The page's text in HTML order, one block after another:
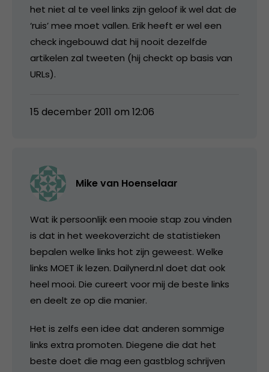
het niet al te veel links zijn geloof ik wel dat de
‘ruis’ mee moet vallen. Erik heeft er wel een
check ingebouwd dat hij nooit dezelfde
artikelen zal tweeten (hij checkt op basis van
URLs).
15 december 2011 om 12:06
Mike van Hoenselaar
Wat ik persoonlijk een mooie stap zou vinden
is dat in het weekoverzicht de statistieken
bepalen welke links hot zijn geweest. Welke
links MOET ik lezen. Dailynerd.nl doet dat ook
heel mooi. Die cureert voor mij de beste links
en deelt ze op die manier.
Het is zelfs een idee dat anderen sommige
links extra promoten. Diegene die dat het
beste doet die mag een gastblog schrijven